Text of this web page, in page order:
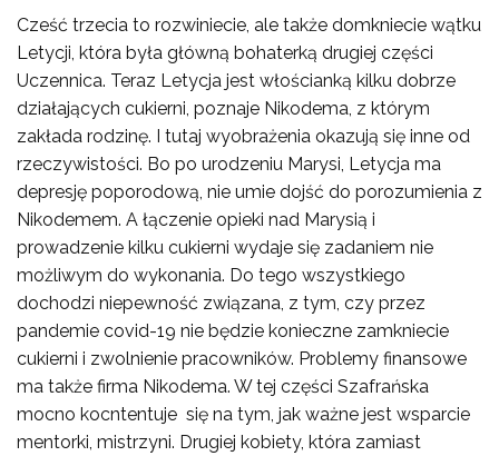
Cześć trzecia to rozwiniecie, ale także domkniecie wątku
Letycji, która była główną bohaterką drugiej części
Uczennica. Teraz Letycja jest włościanką kilku dobrze
działających cukierni, poznaje Nikodema, z którym
zakłada rodzinę. I tutaj wyobrażenia okazują się inne od
rzeczywistości. Bo po urodzeniu Marysi, Letycja ma
depresję poporodową, nie umie dojść do porozumienia z
Nikodemem. A łączenie opieki nad Marysią i
prowadzenie kilku cukierni wydaje się zadaniem nie
możliwym do wykonania. Do tego wszystkiego
dochodzi niepewność związana, z tym, czy przez
pandemie covid-19 nie będzie konieczne zamkniecie
cukierni i zwolnienie pracowników. Problemy finansowe
ma także firma Nikodema. W tej części Szafrańska
mocno kocntentuje się na tym, jak ważne jest wsparcie
mentorki, mistrzyni. Drugiej kobiety, która zamiast